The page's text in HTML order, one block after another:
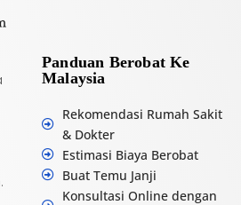
Panduan Berobat Ke
Malaysia
Rekomendasi Rumah Sakit
& Dokter
Estimasi Biaya Berobat
Buat Temu Janji
Konsultasi Online dengan